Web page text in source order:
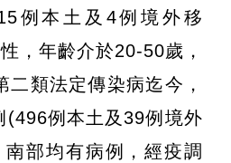
例本土及4例境外移
，年齡介於20-50歲，
二類法定傳染病迄今，
(496例本土及39例境外
部均有病例，經疫調